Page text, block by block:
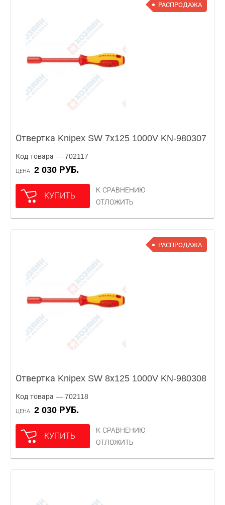
РАСПРОДАЖА
Отвертка Knipex SW 7х125 1000V KN-980307
Код товара — 702117
ЦЕНА 2 030 РУБ.
КУПИТЬ
К СРАВНЕНИЮ
ОТЛОЖИТЬ
РАСПРОДАЖА
Отвертка Knipex SW 8х125 1000V KN-980308
Код товара — 702118
ЦЕНА 2 030 РУБ.
КУПИТЬ
К СРАВНЕНИЮ
ОТЛОЖИТЬ